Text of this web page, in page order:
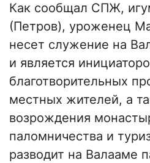
Как сообщал СПЖ,
(Петров), уроженец
несет служение на
и является
благотворительных
местных жителей, а
возрождения
паломничества и
разводит на Валааме